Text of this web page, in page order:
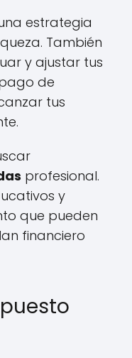
estrategia
También
y ajustar tus
de
tus
profesional.
y
que pueden
financiero